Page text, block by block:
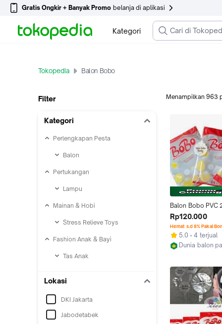
Gratis Ongkir + Banyak Promo belanja di aplikasi
Kategori
Tokopedia Balon Bobo
Filter
Kategori
Perlengkapan Pesta
Balon
Pertukangan
Lampu
Mainan & Hobi
Stress Relieve Toys
Fashion Anak & Bayi
Tas Anak
Lokasi
DKI Jakarta
Jabodetabek
Menampilkan 963
Balon Bobo PVC
Balon Transparan
Bening Perpack
Rp120.000
Hemat s.d 8% Pakai
5.0
4 terjual
Dunia balon